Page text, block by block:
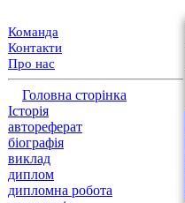
Команда
Контакти
Про нас
Головна сторінка
Історія
автореферат
біографія
виклад
диплом
дипломна робота